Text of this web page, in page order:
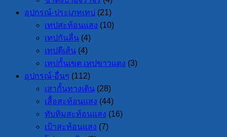
อุปกรณ์-ประเภทเทป
(21)
เทปสะท้อนแสง (10)
เทปกันลื่น (4)
เทปตีเส้น (4)
เทปกั้นเขต เทปขาวแดง (3)
อุปกรณ์-อื่นๆ (112)
เสากั้นทางเดิน (28)
เสื้อสะท้อนแสง (44)
ทับทิมสะท้อนแสง (16)
เป้าสะท้อนแสง (7)